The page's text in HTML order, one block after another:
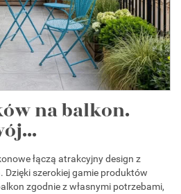
na balkon.
łączą atrakcyjny design z
szerokiej gamie produktów
zgodnie z własnymi potrzebami,